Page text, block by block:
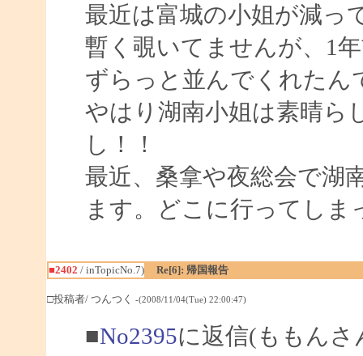
最近は富城の小姐が減っ
暫く覗いてませんが、1
ずらっと並んでくれた
やはり湖南小姐は素晴
し！！
最近、桑拿や夜総会で湖
ます。どこに行ってしま
■2402 / inTopicNo.7) Re[6]: 帰国報告
□投稿者/ つんつく -(2008/11/04(Tue) 22:00:47)
■No2395に返信(ももんさ